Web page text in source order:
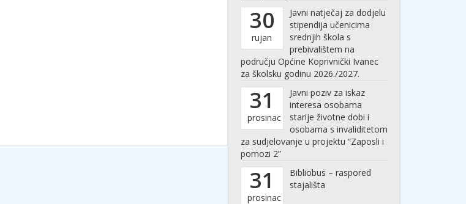
30
rujan
Javni natječaj za dodjelu
stipendija učenicima
srednjih škola s
prebivalištem na
području Općine Koprivnički Ivanec
za školsku godinu 2026./2027.
31
prosinac
Javni poziv za iskaz
interesa osobama
starije životne dobi i
osobama s invaliditetom
za sudjelovanje u projektu “Zaposli i
pomozi 2”
31
prosinac
Bibliobus – raspored
stajališta